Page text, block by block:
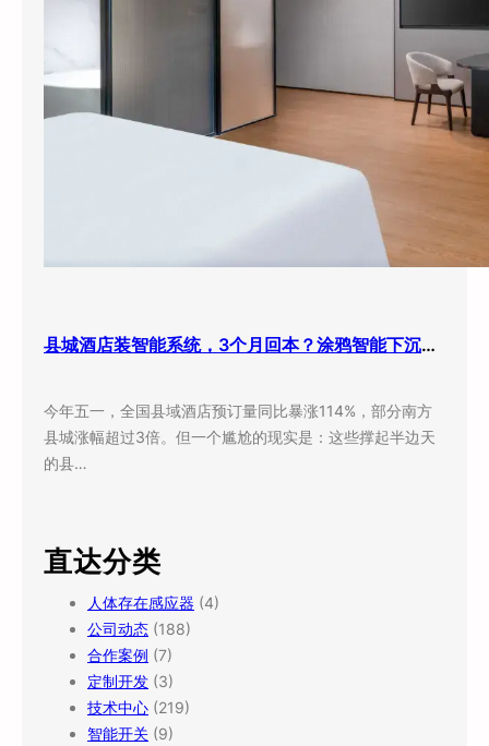
县城酒店装智能系统，3个月回本？涂鸦智能下沉市场打法曝光
今年五一，全国县域酒店预订量同比暴涨114%，部分南方
县城涨幅超过3倍。但一个尴尬的现实是：这些撑起半边天
的县…
直达分类
人体存在感应器 (4)
公司动态 (188)
合作案例 (7)
定制开发 (3)
技术中心 (219)
智能开关 (9)